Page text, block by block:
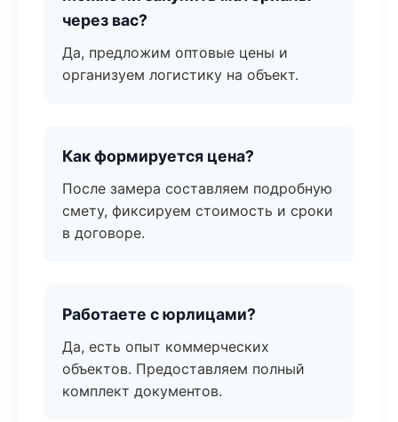
через вас?
Да, предложим оптовые цены и
организуем логистику на объект.
Как формируется цена?
После замера составляем подробную
смету, фиксируем стоимость и сроки
в договоре.
Работаете с юрлицами?
Да, есть опыт коммерческих
объектов. Предоставляем полный
комплект документов.